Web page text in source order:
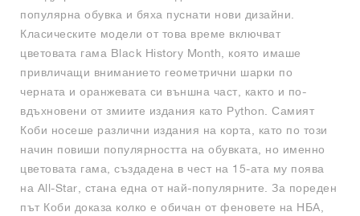
популярна обувка и бяха пуснати нови дизайни.
Класическите модели от това време включват
цветовата гама Black History Month, която имаше
привличащи вниманието геометрични шарки по
черната и оранжевата си външна част, както и по-
вдъхновени от змиите издания като Python. Самият
Коби носеше различни издания на корта, като по този
начин повиши популярността на обувката, но именно
цветовата гама, създадена в чест на 15-ата му поява
на All-Star, стана една от най-популярните. За пореден
път Коби доказа колко е обичан от феновете на НБА,